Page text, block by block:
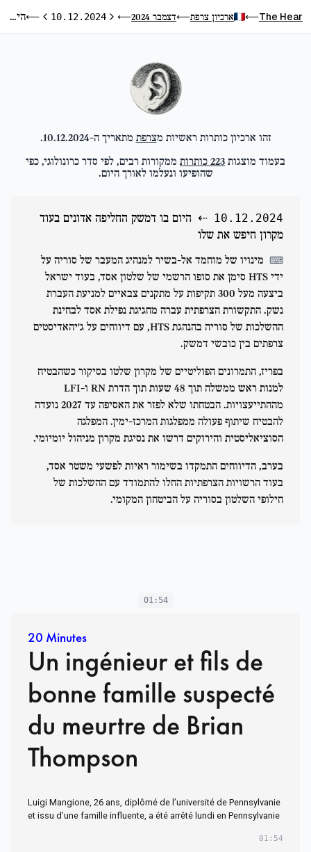
The Hear
⟵ ארכיון צרפת⟵דצמבר 2024 ⟵היום הקודם
10.12.2024 היום הבא
⟵ היום בו דמשק החליפה אדונים בעוד מקרון חיפש את שלו
זהו ארכיון כותרות ראשיות מצרפת מתאריך ה-10.12.2024
.
בעמוד מוצגות 223 כותרות ממקורות רבים, לפי סדר כרונולוגי, כפי
שהופיעו ונעלמו לאורך היום.
10.12.2024
⇠ היום בו דמשק החליפה אדונים בעוד
מקרון חיפש את שלו
⌨ מינויו של מוחמד אל-בשיר למנהיג המעבר של סוריה על
ידי HTS סימן את סופו הרשמי של שלטון אסד, בעוד ישראל
ביצעה מעל 300 תקיפות על מתקנים צבאיים למניעת העברת
נשק. התקשורת הצרפתית עברה מחגיגת נפילת אסד לבחינת
ההשלכות של סוריה בהנהגת HTS, עם דיווחים על ג'יהאדיסטים
צרפתים בין כובשי דמשק.
בפריז, התמרונים הפוליטיים של מקרון שלטו בסיקור כשהבטיח
למנות ראש ממשלה תוך 48 שעות תוך הדרת RN ו-LFI
מההתייעצויות. הבטחתו שלא לפזר את האסיפה עד 2027 נועדה
להבטיח שיתוף פעולה ממפלגות המרכז-ימין. המפלגה
הסוציאליסטית והירוקים דרשו את נסיגת מקרון מניהול יומיומי.
בערב, הדיווחים התמקדו בשימור ראיות לפשעי משטר אסד,
בעוד הרשויות הצרפתיות החלו להתמודד עם ההשלכות של
חילופי השלטון בסוריה על הביטחון המקומי.
01:54
20 Minutes
Un ingénieur et fils de
bonne famille suspecté
du meurtre de Brian
Thompson
Luigi Mangione, 26 ans, diplômé de l’université de Pennsylvanie
et issu d’une famille influente, a été arrêté lundi en Pennsylvanie
01:54